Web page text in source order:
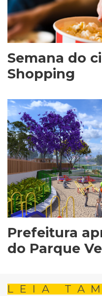
Semana do
Shopping
Prefeitura
do Parque
LEIA